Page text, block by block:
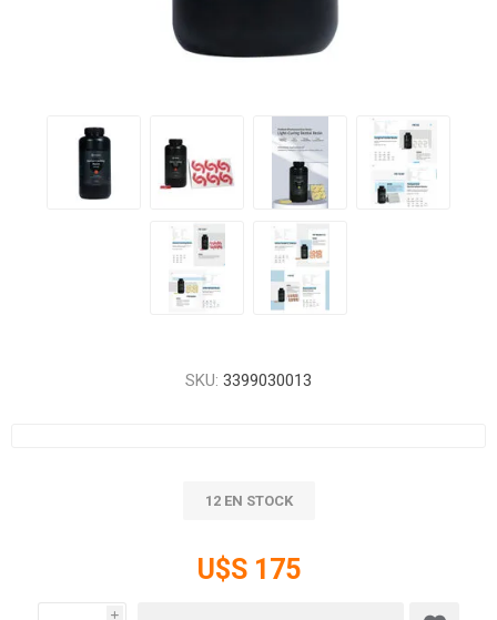
SKU: 3399030013
12 EN STOCK
U$S 175
i